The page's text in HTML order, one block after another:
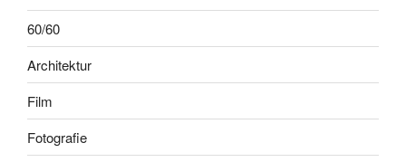
60/60
Architektur
Film
Fotografie